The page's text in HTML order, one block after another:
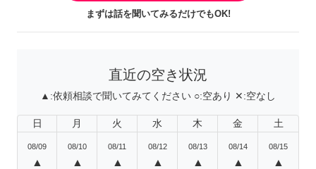
まずは話を聞いてみるだけでもOK!
直近の空き状況
▲:依頼相談で聞いてみてください ○:空あり ✕:空なし
日 月 火 水 木 金 土
08/09
▲
08/10
▲
08/11
▲
08/12
▲
08/13
▲
08/14
▲
08/15
▲